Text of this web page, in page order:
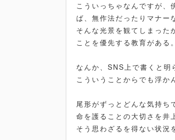
こういっちゃなんですが、
ば、無作法だったりマナー
そんな光景を観てしまった
ことを優先する教育がある。
なんか、SNS上で書くと明
こういうことからでも浮か
尾形がずっとどんな気持ち
命を護ることの大切さを井
そう思わざるを得ない状況